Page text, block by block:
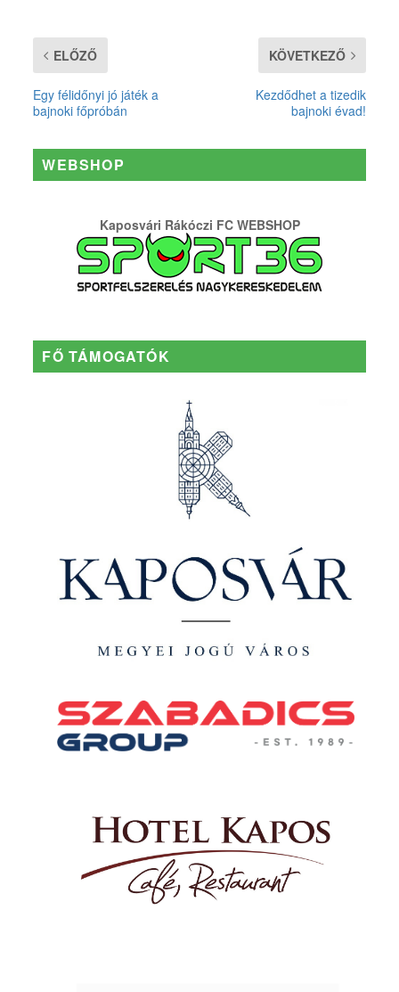
ELŐZŐ
Egy félidőnyi jó játék a
bajnoki főpróbán
KÖVETKEZŐ
Kezdődhet a tizedik
bajnoki évad!
WEBSHOP
Kaposvári Rákóczi FC WEBSHOP
FŐ TÁMOGATÓK